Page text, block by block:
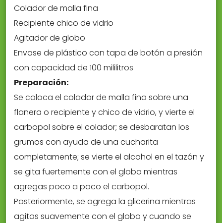
Colador de malla fina
Recipiente chico de vidrio
Agitador de globo
Envase de plástico con tapa de botón a presión
con capacidad de 100 mililitros
Preparación:
Se coloca el colador de malla fina sobre una
flanera o recipiente y chico de vidrio, y vierte el
carbopol sobre el colador; se desbaratan los
grumos con ayuda de una cucharita
completamente; se vierte el alcohol en el tazón y
se gita fuertemente con el globo mientras
agregas poco a poco el carbopol.
Posteriormente, se agrega la glicerina mientras
agitas suavemente con el globo y cuando se